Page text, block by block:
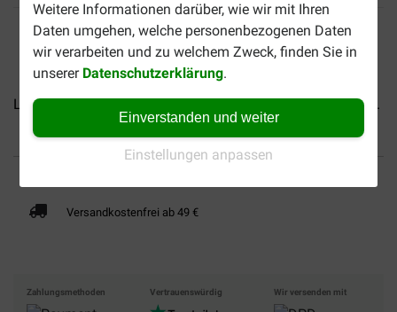
Weitere Informationen darüber, wie wir mit Ihren
Daten umgehen, welche personenbezogenen Daten
wir verarbeiten und zu welchem Zweck, finden Sie in
unserer Datenschutzerklärung.
Einverstanden und weiter
Einstellungen anpassen
Lukos Adult Large Hundefutter Lukos Adult Mini/Small...
Versandkostenfrei ab 49 €
Zahlungsmethoden Vertrauenswürdig Wir versenden mit